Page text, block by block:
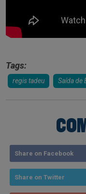
Tags:
regis tadeu Saída de
Share on Facebook
Share on Twitter